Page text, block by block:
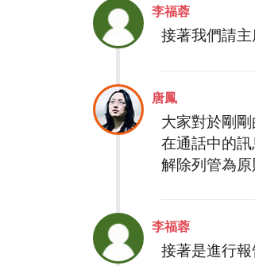
李福蓉
接著我們請主
唐鳳
大家對於剛
在通話中的
解除列管為原
李福蓉
接著是進行報